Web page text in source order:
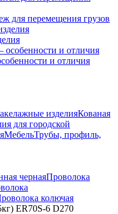
для перемещения грузов
и отличия
изделияКованая
для городской
МебельТрубы, профиль,
чернаяПроволока
колючая
ER70S-6 D270